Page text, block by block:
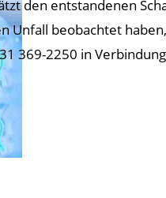
den entstandenen
Unfall beobachtet
369-2250 in